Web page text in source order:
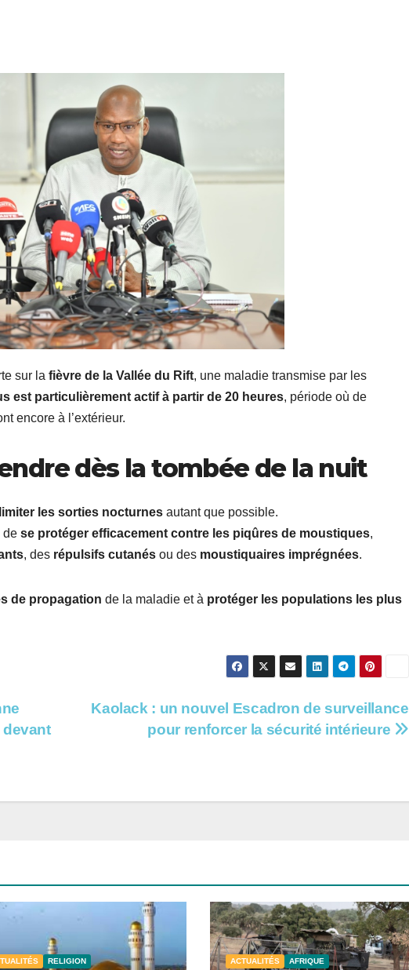
sur la fièvre de la Vallée du Rift, une maladie transmise par les
est particulièrement actif à partir de 20 heures, période où de
encore à l’extérieur.
dès la tombée de la nuit
limiter les sorties nocturnes autant que possible.
de se protéger efficacement contre les piqûres de moustiques,
, des répulsifs cutanés ou des moustiquaires imprégnées.
de propagation de la maladie et à protéger les populations les plus
Kaolack : un nouvel Escadron de surveillance
pour renforcer la sécurité intérieure
devant
RELIGION ACTUALITÉS AFRIQUE